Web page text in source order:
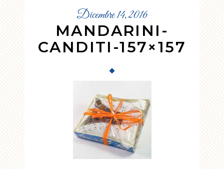
Dicembre 14, 2016
MANDARINI-
CANDITI-157×157